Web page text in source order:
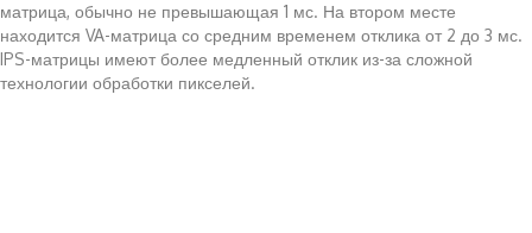
матрица, обычно не превышающая 1 мс. На втором месте
находится VA-матрица со средним временем отклика от 2 до 3 мс.
IPS-матрицы имеют более медленный отклик из-за сложной
технологии обработки пикселей.